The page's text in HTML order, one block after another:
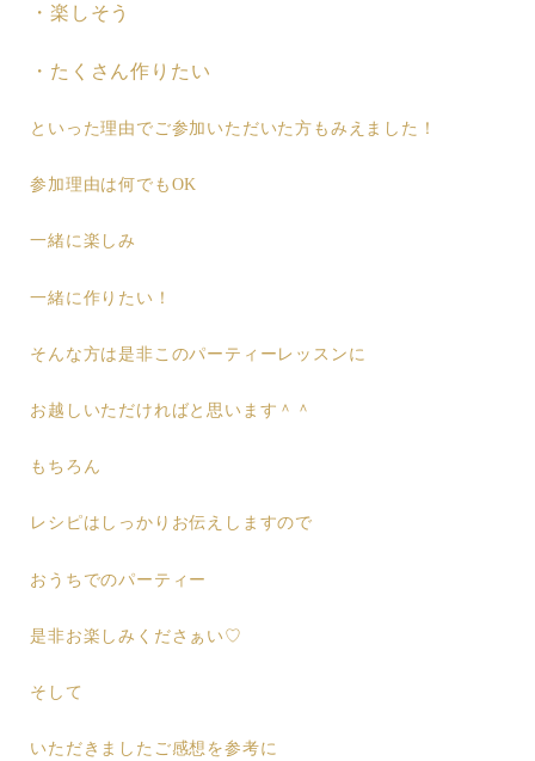
・楽しそう
・たくさん作りたい
といった理由でご参加いただいた方もみえました！
参加理由は何でもOK
一緒に楽しみ
一緒に作りたい！
そんな方は是非このパーティーレッスンに
お越しいただければと思います＾＾
もちろん
レシピはしっかりお伝えしますので
おうちでのパーティー
是非お楽しみくださぁい♡
そして
いただきましたご感想を参考に